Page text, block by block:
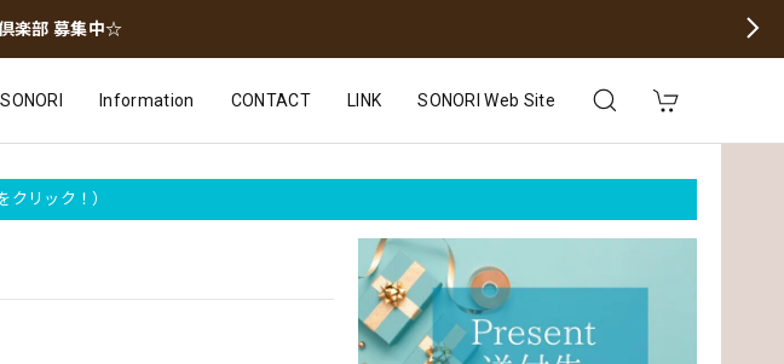
楽部 募集中☆
Information CONTACT LINK SONORI Web Site
クリック！）